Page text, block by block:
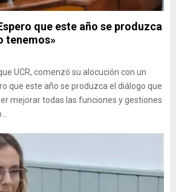
que este año se produzca
tenemos»
UCR, comenzó su alocución con un
que este año se produzca el diálogo que
mejorar todas las funciones y gestiones